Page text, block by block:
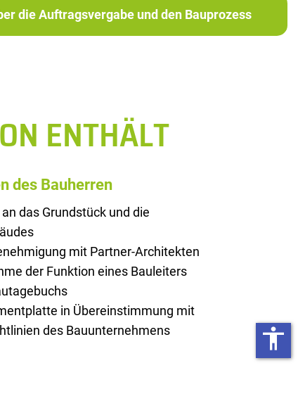
die Auftragsvergabe und den Bauprozess
ENTHÄLT
des Bauherren
das Grundstück und die
mit Partner-Architekten
der Funktion eines Bauleiters
in Übereinstimmung mit
des Bauunternehmens
accessibility